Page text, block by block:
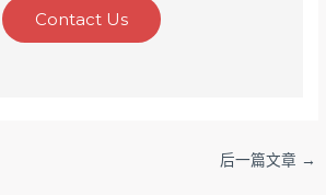
Contact Us
后一篇文章 →